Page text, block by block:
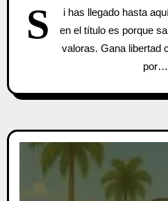
S
i has llegado hasta
en el título es porque
valoras. Gana libertad
por…